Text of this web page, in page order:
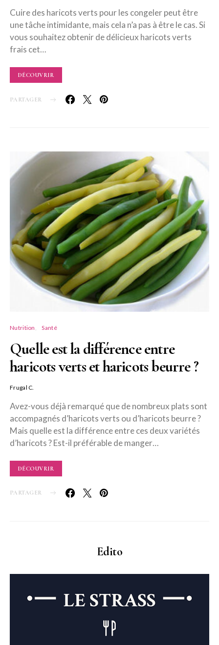
Cuire des haricots verts pour les congeler peut être
une tâche intimidante, mais cela n’a pas à être le cas. Si
vous souhaitez obtenir de délicieux haricots verts
frais cet…
DÉCOUVRIR
PARTAGER
Nutrition Santé
Quelle est la différence entre
haricots verts et haricots beurre ?
Frugal C.
Avez-vous déjà remarqué que de nombreux plats sont
accompagnés d’haricots verts ou d’haricots beurre ?
Mais quelle est la différence entre ces deux variétés
d’haricots ? Est-il préférable de manger…
DÉCOUVRIR
PARTAGER
Edito